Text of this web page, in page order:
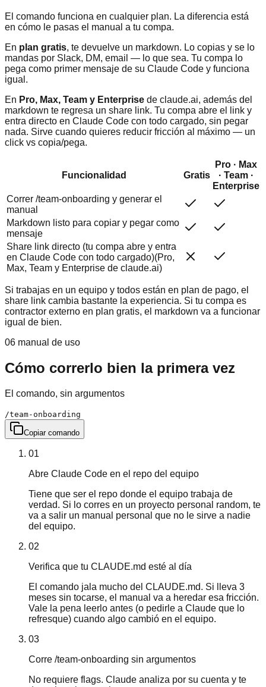
El comando funciona en cualquier plan. La diferencia está
en cómo le pasas el manual a tu compa.
En plan gratis, te devuelve un markdown. Lo copias y se lo
mandas por Slack, DM, email — lo que sea. Tu compa lo
pega como primer mensaje de su Claude Code y funciona
igual.
En Pro, Max, Team y Enterprise de claude.ai, además del
markdown te regresa un share link. Tu compa abre el link y
entra directo en Claude Code con todo cargado, sin pegar
nada. Sirve cuando quieres reducir fricción al máximo — un
click vs copia/pega.
Funcionalidad Gratis
Pro · Max
· Team ·
Enterprise
Correr /team-onboarding y generar el
manual
Markdown listo para copiar y pegar como
mensaje
Share link directo (tu compa abre y entra
en Claude Code con todo cargado)(Pro,
Max, Team y Enterprise de claude.ai)
Si trabajas en un equipo y todos están en plan de pago, el
share link cambia bastante la experiencia. Si tu compa es
contractor externo en plan gratis, el markdown va a funcionar
igual de bien.
06 manual de uso
Cómo correrlo bien la primera vez
El comando, sin argumentos
/team-onboarding
Copiar comando
01
Abre Claude Code en el repo del equipo
Tiene que ser el repo donde el equipo trabaja de
verdad. Si lo corres en un proyecto personal random, te
va a salir un manual personal que no le sirve a nadie
del equipo.
02
Verifica que tu CLAUDE.md esté al día
El comando jala mucho del CLAUDE.md. Si lleva 3
meses sin tocarse, el manual va a heredar esa fricción.
Vale la pena leerlo antes (o pedirle a Claude que lo
refresque) cuando algo cambió en el equipo.
03
Corre /team-onboarding sin argumentos
No requiere flags. Claude analiza por su cuenta y te